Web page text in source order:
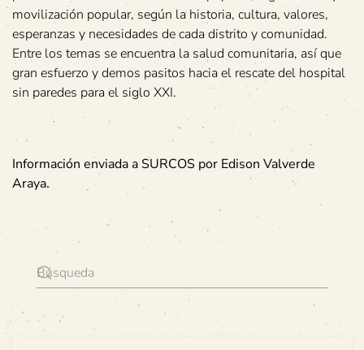
movilización popular, según la historia, cultura, valores,
esperanzas y necesidades de cada distrito y comunidad.
Entre los temas se encuentra la salud comunitaria, así que
gran esfuerzo y demos pasitos hacia el rescate del hospital
sin paredes para el siglo XXI.
Información enviada a SURCOS por Edison Valverde
Araya.